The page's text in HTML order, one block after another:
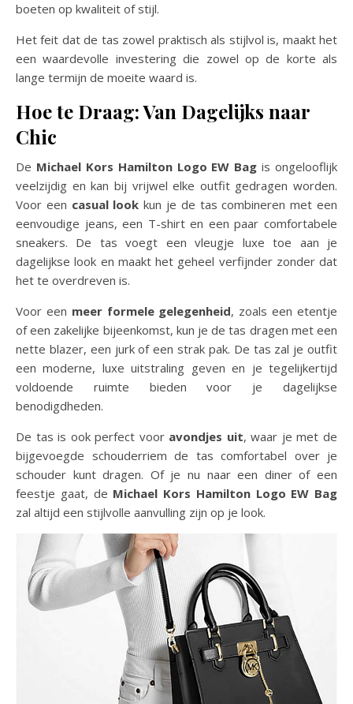
boeten op kwaliteit of stijl.
Het feit dat de tas zowel praktisch als stijlvol is, maakt het
een waardevolle investering die zowel op de korte als
lange termijn de moeite waard is.
Hoe te Draag: Van Dagelijks naar
Chic
De Michael Kors Hamilton Logo EW Bag is ongelooflijk
veelzijdig en kan bij vrijwel elke outfit gedragen worden.
Voor een casual look kun je de tas combineren met een
eenvoudige jeans, een T-shirt en een paar comfortabele
sneakers. De tas voegt een vleugje luxe toe aan je
dagelijkse look en maakt het geheel verfijnder zonder dat
het te overdreven is.
Voor een meer formele gelegenheid, zoals een etentje
of een zakelijke bijeenkomst, kun je de tas dragen met een
nette blazer, een jurk of een strak pak. De tas zal je outfit
een moderne, luxe uitstraling geven en je tegelijkertijd
voldoende ruimte bieden voor je dagelijkse
benodigdheden.
De tas is ook perfect voor avondjes uit, waar je met de
bijgevoegde schouderriem de tas comfortabel over je
schouder kunt dragen. Of je nu naar een diner of een
feestje gaat, de Michael Kors Hamilton Logo EW Bag
zal altijd een stijlvolle aanvulling zijn op je look.